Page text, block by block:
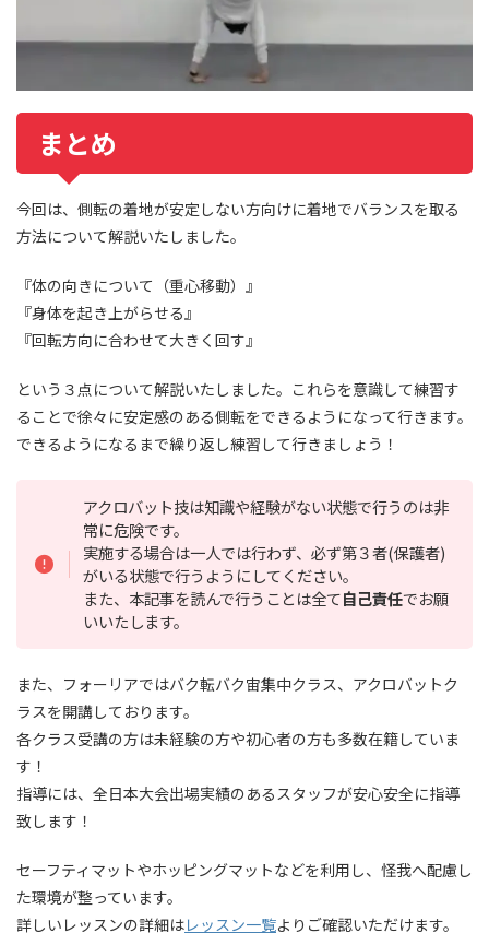
まとめ
今回は、側転の着地が安定しない方向けに着地でバランスを取る
方法について解説いたしました。
『体の向きについて（重心移動）』
『身体を起き上がらせる』
『回転方向に合わせて大きく回す』
という３点について解説いたしました。これらを意識して練習す
ることで徐々に安定感のある側転をできるようになって行きます。
できるようになるまで繰り返し練習して行きましょう！
アクロバット技は知識や経験がない状態で行うのは非
常に危険です。
実施する場合は一人では行わず、必ず第３者(保護者)
がいる状態で行うようにしてください。
また、本記事を読んで行うことは全て自己責任でお願
いいたします。
また、フォーリアではバク転バク宙集中クラス、アクロバットク
ラスを開講しております。
各クラス受講の方は未経験の方や初心者の方も多数在籍していま
す！
指導には、全日本大会出場実績のあるスタッフが安心安全に指導
致します！
セーフティマットやホッピングマットなどを利用し、怪我へ配慮し
た環境が整っています。
詳しいレッスンの詳細はレッスン一覧よりご確認いただけます。